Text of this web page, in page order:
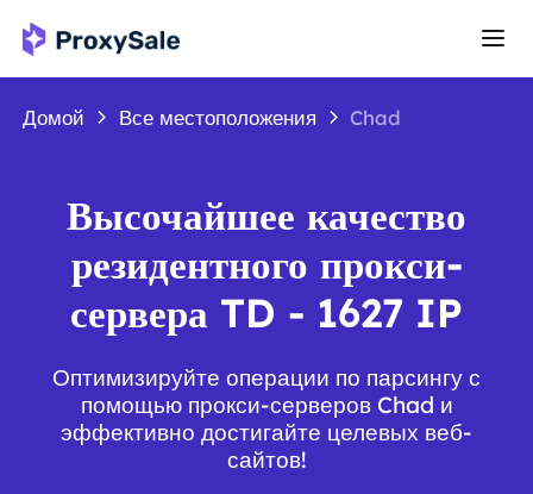
Домой Все местоположения Chad
Высочайшее качество
резидентного прокси-
сервера TD - 1627 IP
Оптимизируйте операции по парсингу с
помощью прокси-серверов Chad и
эффективно достигайте целевых веб-
сайтов!